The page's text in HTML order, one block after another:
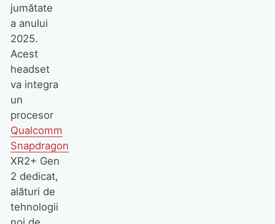
jumătate
a anului
2025.
Acest
headset
va integra
un
procesor
Qualcomm
Snapdragon
XR2+ Gen
2 dedicat,
alături de
tehnologii